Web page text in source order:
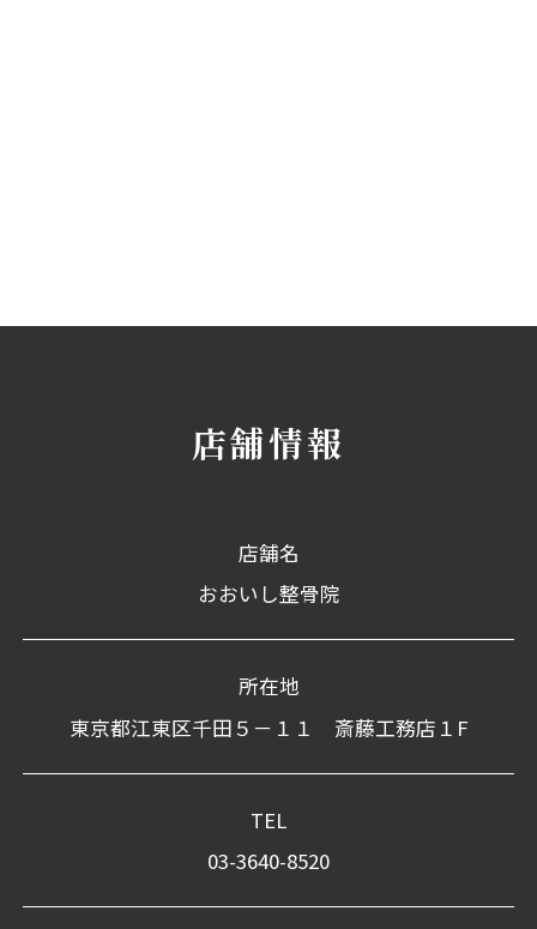
店舗情報
店舗名
おおいし整骨院
所在地
東京都江東区千田５－１１ 斎藤工務店１F
TEL
03-3640-8520